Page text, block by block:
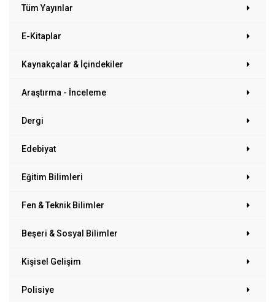
Tüm Yayınlar
E-Kitaplar
Kaynakçalar & İçindekiler
Araştırma - İnceleme
Dergi
Edebiyat
Eğitim Bilimleri
Fen & Teknik Bilimler
Beşeri & Sosyal Bilimler
Kişisel Gelişim
Polisiye